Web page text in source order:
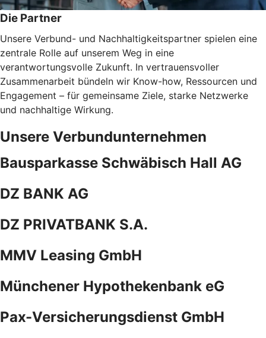
Die Partner
Unsere Verbund- und Nachhaltigkeitspartner spielen eine
zentrale Rolle auf unserem Weg in eine
verantwortungsvolle Zukunft. In vertrauensvoller
Zusammenarbeit bündeln wir Know-how, Ressourcen und
Engagement – für gemeinsame Ziele, starke Netzwerke
und nachhaltige Wirkung.
Unsere Verbundunternehmen
Bausparkasse Schwäbisch Hall AG
DZ BANK AG
DZ PRIVATBANK S.A.
MMV Leasing GmbH
Münchener Hypothekenbank eG
Pax-Versicherungsdienst GmbH